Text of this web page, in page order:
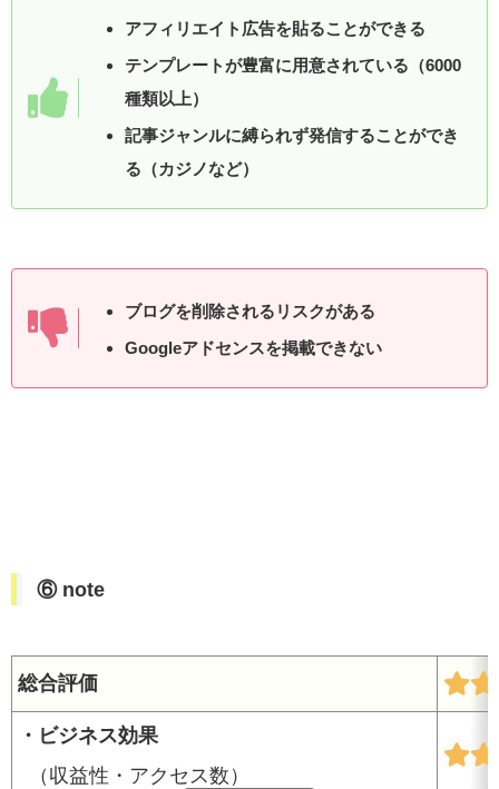
アフィリエイト広告を貼ることができる
テンプレートが豊富に用意されている（6000
種類以上）
記事ジャンルに縛られず発信することができ
る（カジノなど）
ブログを削除されるリスクがある
Googleアドセンスを掲載できない
⑥ note
総合評価
・ビジネス効果
（収益性・アクセス数）